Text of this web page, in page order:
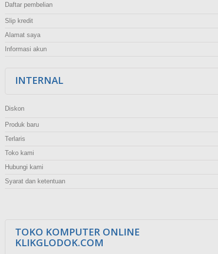
Daftar pembelian
Slip kredit
Alamat saya
Informasi akun
INTERNAL
Diskon
Produk baru
Terlaris
Toko kami
Hubungi kami
Syarat dan ketentuan
TOKO KOMPUTER ONLINE
KLIKGLODOK.COM